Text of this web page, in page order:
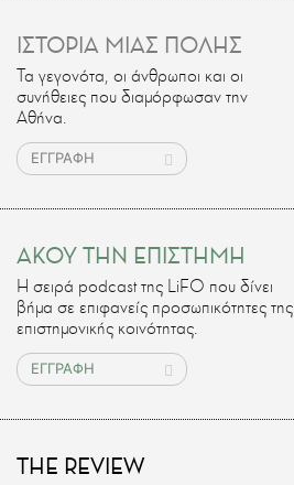
ΙΣΤΟΡΙΑ ΜΙΑΣ ΠΟΛΗΣ
Τα γεγονότα, οι άνθρωποι και οι
συνήθειες που διαμόρφωσαν την
Αθήνα.
ΕΓΓΡΑΦΗ
ΑΚΟΥ ΤΗΝ ΕΠΙΣΤΗΜΗ
H σειρά podcast της LiFO που δίνει
βήμα σε επιφανείς προσωπικότητες της
επιστημονικής κοινότητας.
ΕΓΓΡΑΦΗ
THE REVIEW